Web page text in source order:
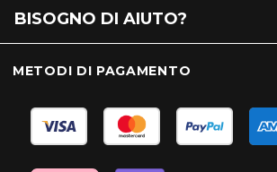
BISOGNO DI AIUTO?
METODI DI PAGAMENTO